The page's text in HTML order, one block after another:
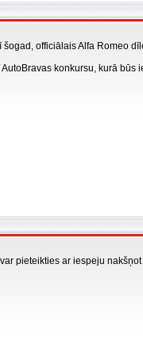
officiālais Alfa Romeo
konkursu, kurā
pieteikties ar iespeju